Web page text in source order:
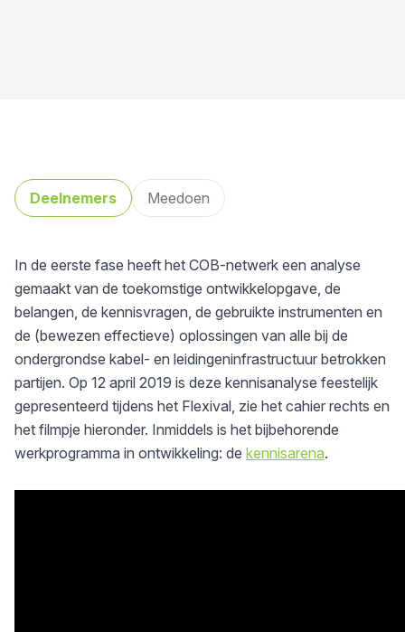
Deelnemers Meedoen
In de eerste fase heeft het COB-netwerk een analyse
gemaakt van de toekomstige ontwikkelopgave, de
belangen, de kennisvragen, de gebruikte instrumenten en
de (bewezen effectieve) oplossingen van alle bij de
ondergrondse kabel- en leidingeninfrastructuur betrokken
partijen. Op 12 april 2019 is deze kennisanalyse feestelijk
gepresenteerd tijdens het Flexival, zie het cahier rechts en
het filmpje hieronder. Inmiddels is het bijbehorende
werkprogramma in ontwikkeling: de kennisarena.